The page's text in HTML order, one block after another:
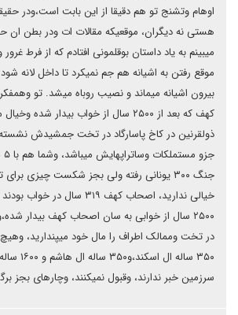
اوهام وتشنج تو هم دقیقا از این بابت است،ودر
هستی نه دیگران، موقعیکه مقالات ات ودر بطن ان
میبینم به یاد داستان بوقلمونی افتادم که از فرط
موقع رفتن به اشیانه هم جم نمیکرد تا داخل لانه
بیرون اشیانه میماند و نصیب روباه میشد. تو
کهف که بعد از ۲۵۰۰ سال از خواب بیدار
ذولقرنین در کاخ پاسارگاد در تخت جمشیدش
جنگ ۳۰۰ یونانی رفته ولی بجز شکست چیزی
خیالی ندارید، اصحاب کهف ۳۱۹
۲۵۰۰ سال از خوابی به سان اصحاب کهف بیدار
در تخت وممالک اطراف را مال خود میپندارید،
۳۵۰ ساله
سرزمین خبر ندارند، وقبول نمیکنند، وچارهای بجز